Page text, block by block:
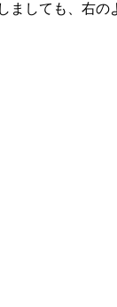
しても、右